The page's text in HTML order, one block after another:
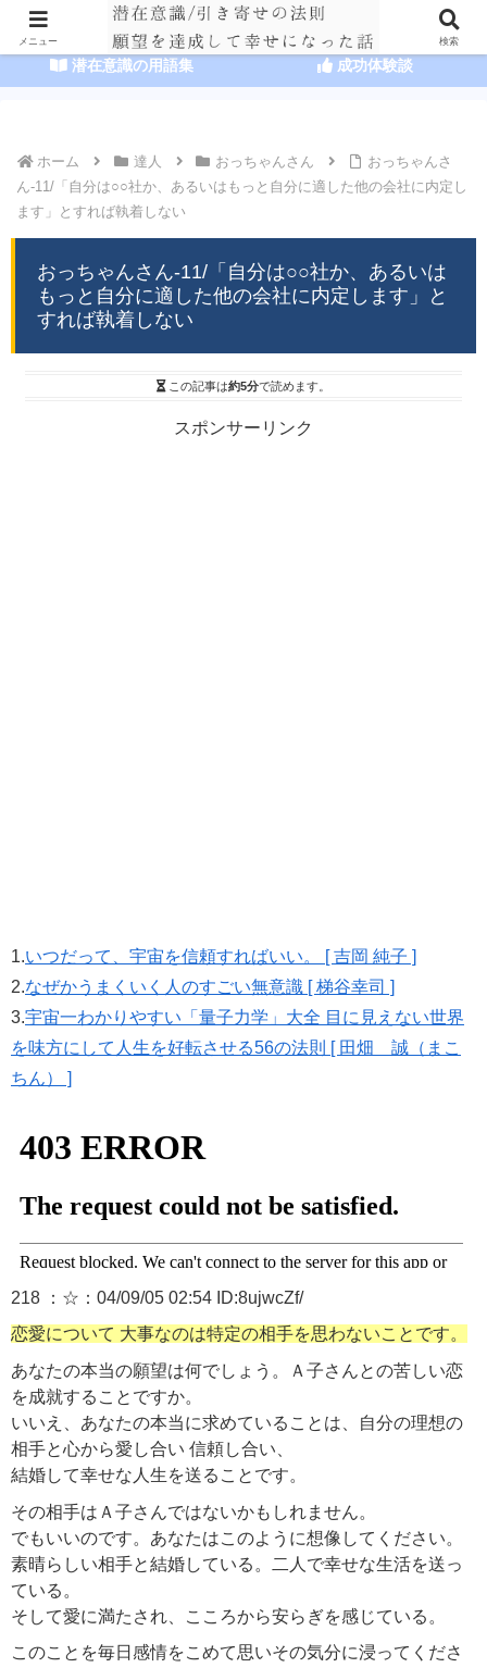
HOME 潜在意識の達人まとめ
潜在意識の用語集 成功体験談
ホーム 達人 おっちゃんさん
おっちゃんさ
ん-11/「自分は○○社か、あるいはもっと自分に適した他の会社に内定し
ます」とすれば執着しない
おっちゃんさん-11/「自分は○○社か、あるいは
もっと自分に適した他の会社に内定します」と
すれば執着しない
この記事は約5分で読めます。
スポンサーリンク
1.いつだって、宇宙を信頼すればいい。 [ 吉岡 純子 ]
2.なぜかうまくいく人のすごい無意識 [ 梯谷幸司 ]
3.宇宙一わかりやすい「量子力学」大全 目に見えない世界
を味方にして人生を好転させる56の法則 [ 田畑 誠（まこ
ちん） ]
218 ：☆：04/09/05 02:54 ID:8ujwcZf/
恋愛について 大事なのは特定の相手を思わないことです。
あなたの本当の願望は何でしょう。Ａ子さんとの苦しい恋
を成就することですか。
いいえ、あなたの本当に求めていることは、自分の理想の
相手と心から愛し合い 信頼し合い、
結婚して幸せな人生を送ることです。
その相手はＡ子さんではないかもしれません。
でもいいのです。あなたはこのように想像してください。
素晴らしい相手と結婚している。二人で幸せな生活を送っ
ている。
そして愛に満たされ、こころから安らぎを感じている。
このことを毎日感情をこめて思いその気分に浸ってくださ
メニュー 検索